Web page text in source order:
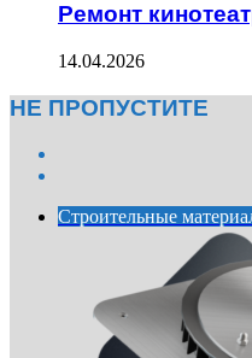
Ремонт
14.04.2026
НЕ ПРОПУСТИТЕ
Строительные